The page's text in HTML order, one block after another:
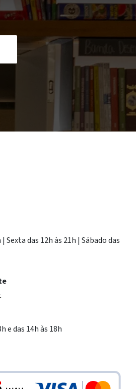
Sexta das 12h às 21h | Sábado das
e das 14h às 18h